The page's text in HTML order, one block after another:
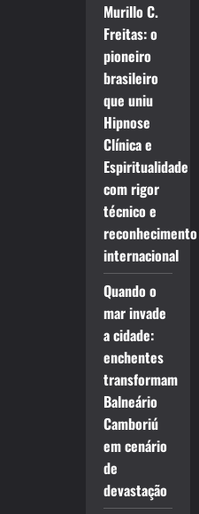
Murillo C.
Freitas: o
pioneiro
brasileiro
que uniu
Hipnose
Clínica e
Espiritualidade
com rigor
técnico e
reconhecimento
internacional
Quando o
mar invade
a cidade:
enchentes
transformam
Balneário
Camboriú
em cenário
de
devastação